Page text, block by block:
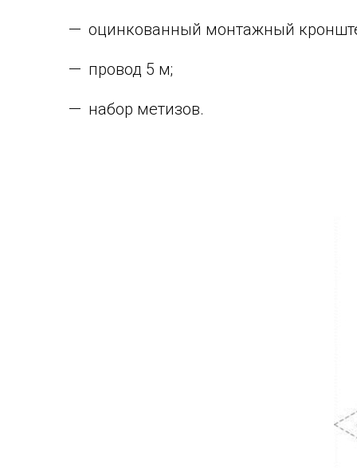
оцинкованный монтажный
провод 5 м;
набор метизов.